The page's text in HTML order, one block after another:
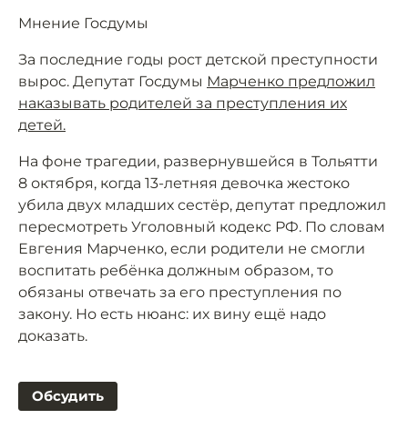
Мнение Госдумы
За последние годы рост детской преступности
вырос. Депутат Госдумы Марченко предложил
наказывать родителей за преступления их
детей.
На фоне трагедии, развернувшейся в Тольятти
8 октября, когда 13-летняя девочка жестоко
убила двух младших сестёр, депутат предложил
пересмотреть Уголовный кодекс РФ. По словам
Евгения Марченко, если родители не смогли
воспитать ребёнка должным образом, то
обязаны отвечать за его преступления по
закону. Но есть нюанс: их вину ещё надо
доказать.
Обсудить